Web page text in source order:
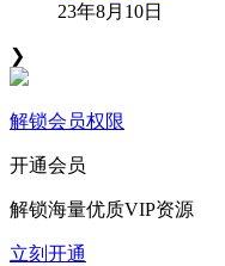
23年8月10日
❯
解锁会员权限
开通会员
解锁海量优质VIP资源
立刻开通